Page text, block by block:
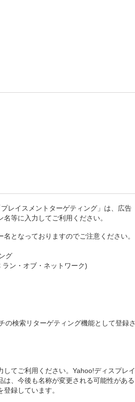
レイスメントターゲティング」は、広告
等に入力してご利用ください。
となっておりますのでご注意ください。
グ
ン・オブ・ネットワーク)
検索リターゲティング機能として登録さ
てご利用ください。Yahoo!ディスプレイ
、今後も名称が変更される可能性がある
録しています。